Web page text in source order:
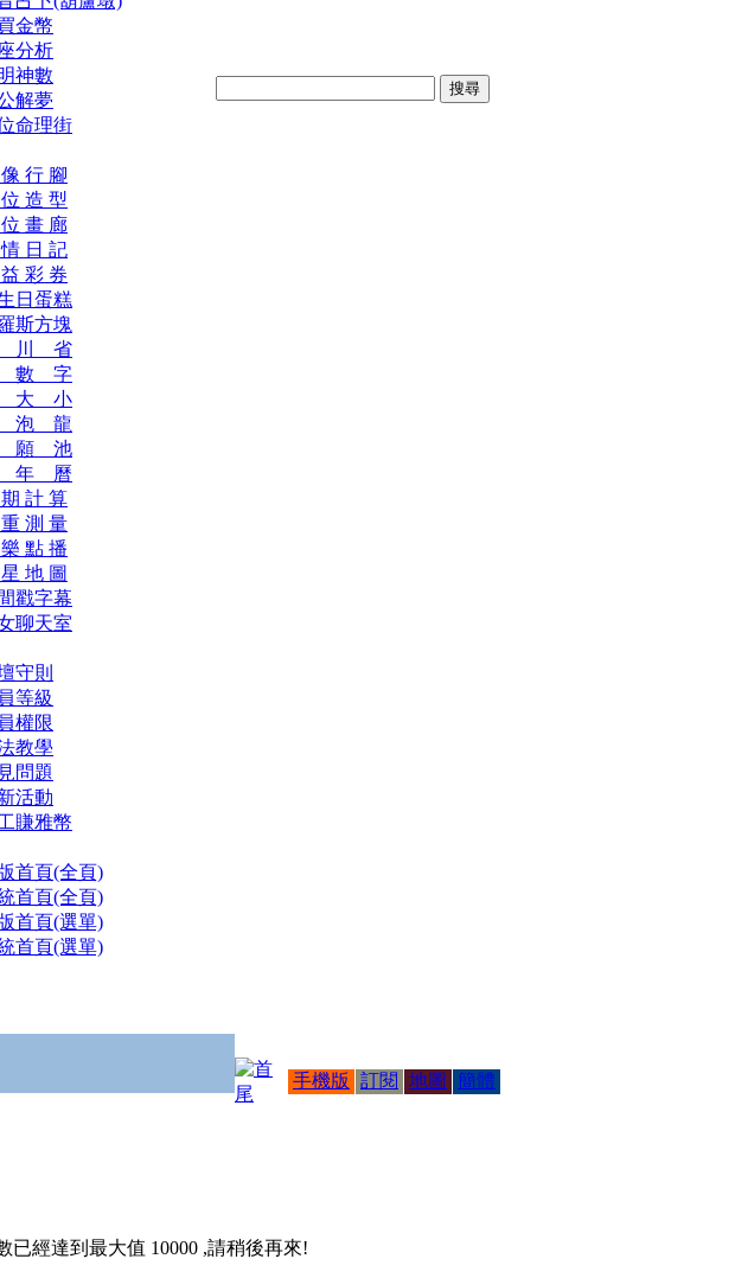
金幣
分析
神數
解夢
命理街
行 腳
造 型
畫 廊
日 記
彩 券
日蛋糕
斯方塊
川 省
數 字
大 小
泡 龍
願 池
年 曆
計 算
測 量
點 播
地 圖
戳字幕
聊天室
守則
等級
權限
教學
問題
活動
賺雅幣
首頁(全頁)
首頁(全頁)
首頁(選單)
首頁(選單)
手機版 訂閱 地圖 簡體
已經達到最大值 10000 ,請稍後再來!